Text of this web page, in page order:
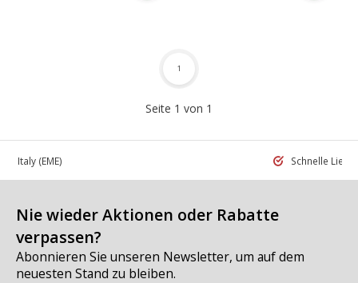
Seite 1 von 1
1
in Italy (EME) Schnelle
Nie wieder Aktionen oder Rabatte
verpassen?
Abonnieren Sie unseren Newsletter, um auf dem
neuesten Stand zu bleiben.